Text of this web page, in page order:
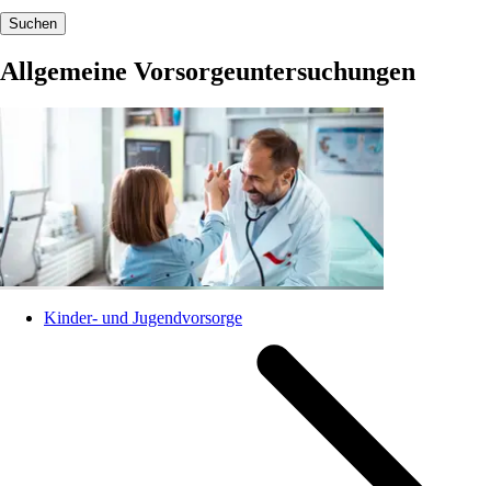
Suchen
Allgemeine Vorsorgeuntersuchungen
Kinder- und Jugendvorsorge